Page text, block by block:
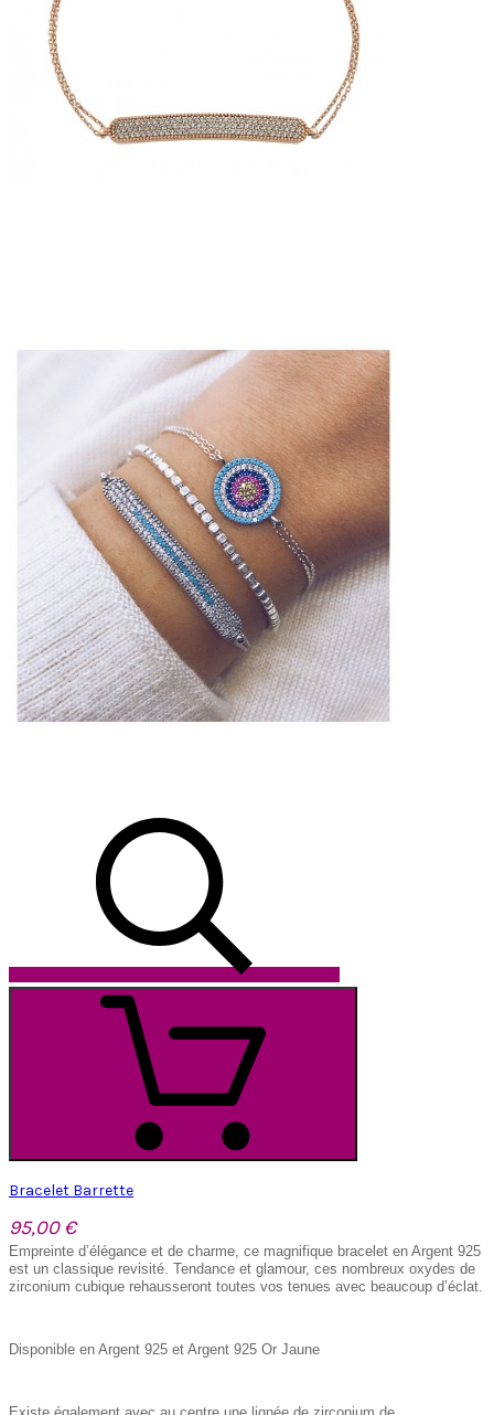
Bracelet Barrette
95,00 €
Empreinte d’élégance et de charme, ce magnifique bracelet en Argent 925
est un classique revisité. Tendance et glamour, ces nombreux oxydes de
zirconium cubique rehausseront toutes vos tenues avec beaucoup d’éclat.
Disponible en Argent 925 et Argent 925 Or Jaune